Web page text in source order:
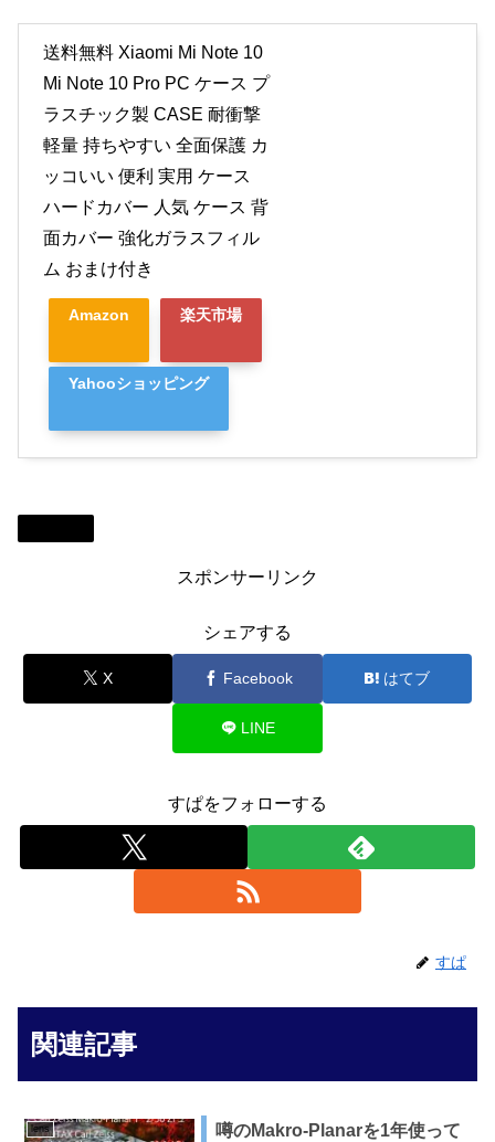
送料無料 Xiaomi Mi Note 10
Mi Note 10 Pro PC ケース プ
ラスチック製 CASE 耐衝撃
軽量 持ちやすい 全面保護 カ
ッコいい 便利 実用 ケース
ハードカバー 人気 ケース 背
面カバー 強化ガラスフィル
ム おまけ付き
Amazon 楽天市場
Yahooショッピング
スポンサーリンク
シェアする
X Facebook はてブ
LINE
すぱをフォローする
すぱ
関連記事
lens
噂のMakro-Planarを1年使って